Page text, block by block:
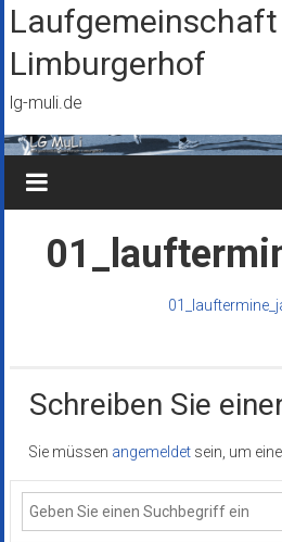
Zum
Inhalt
springen
Limburgerhof
lg-muli.de
Schreiben Sie
Sie müssen angemeldet sein, um